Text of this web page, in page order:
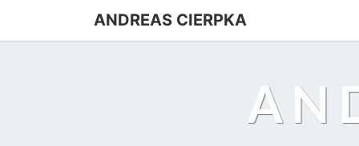
ANDREAS CIERPKA